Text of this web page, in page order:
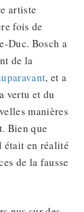
artiste
fois de
Duc. Bosch a
de la
, et a
vertu et du
manières
Bien que
était en réalité
de la fausse